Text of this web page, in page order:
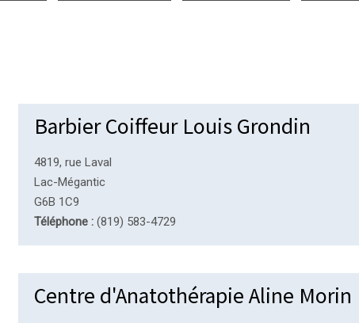
Barbier Coiffeur Louis Grondin
4819, rue Laval
Lac-Mégantic
G6B 1C9
Téléphone : (819) 583-4729
Centre d'Anatothérapie Aline Morin